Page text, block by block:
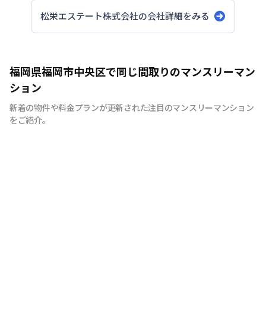
松栄エステート株式会社の会社詳細をみる
福岡県福岡市中央区で同じ間取りのマンスリーマン
ション
新着の物件や料金プランが更新された注目のマンスリーマンション
をご紹介。